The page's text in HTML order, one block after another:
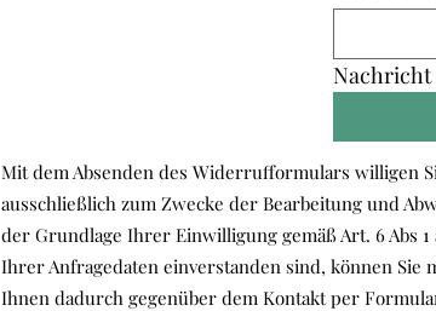
Mit dem Absenden des Widerrufformulars willigen
ausschließlich zum Zwecke der Bearbeitung und
der Grundlage Ihrer Einwilligung gemäß Art. 6 Abs
Ihrer Anfragedaten einverstanden sind, können Sie
Ihnen dadurch gegenüber dem Kontakt per